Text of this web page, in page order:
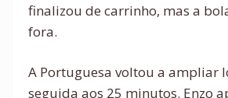
finalizou de carrinho, mas a
fora.
A Portuguesa voltou a ampliar
seguida aos 25 minutos. Enzo